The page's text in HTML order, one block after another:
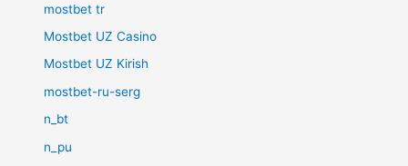
mostbet tr
Mostbet UZ Casino
Mostbet UZ Kirish
mostbet-ru-serg
n_bt
n_pu